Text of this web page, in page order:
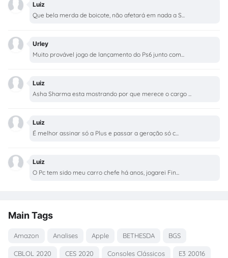
Luiz
Que bela merda de boicote, não afetará em nada a S...
Urley
Muito provável jogo de lançamento do Ps6 junto com...
Luiz
Asha Sharma esta mostrando por que merece o cargo ...
Luiz
É melhor assinar só a Plus e passar a geração só c...
Luiz
O Pc tem sido meu carro chefe há anos, jogarei Fin...
Main Tags
Amazon Analises Apple BETHESDA BGS
CBLOL 2020 CES 2020 Consoles Clássicos E3 20016